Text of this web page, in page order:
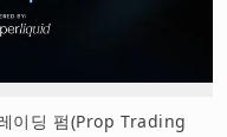
이딩 펌(Prop Trading